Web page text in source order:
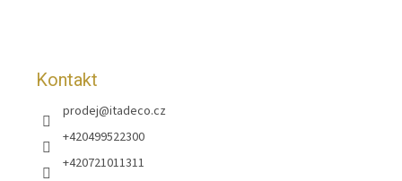
Kontakt
prodej@itadeco.cz
+420499522300
+420721011311